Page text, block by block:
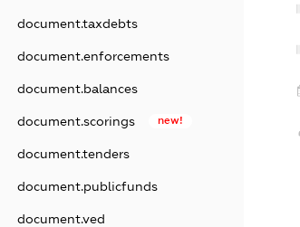
document.taxdebts
document.enforcements
document.balances
document.scorings new!
document.tenders
document.publicfunds
document.ved